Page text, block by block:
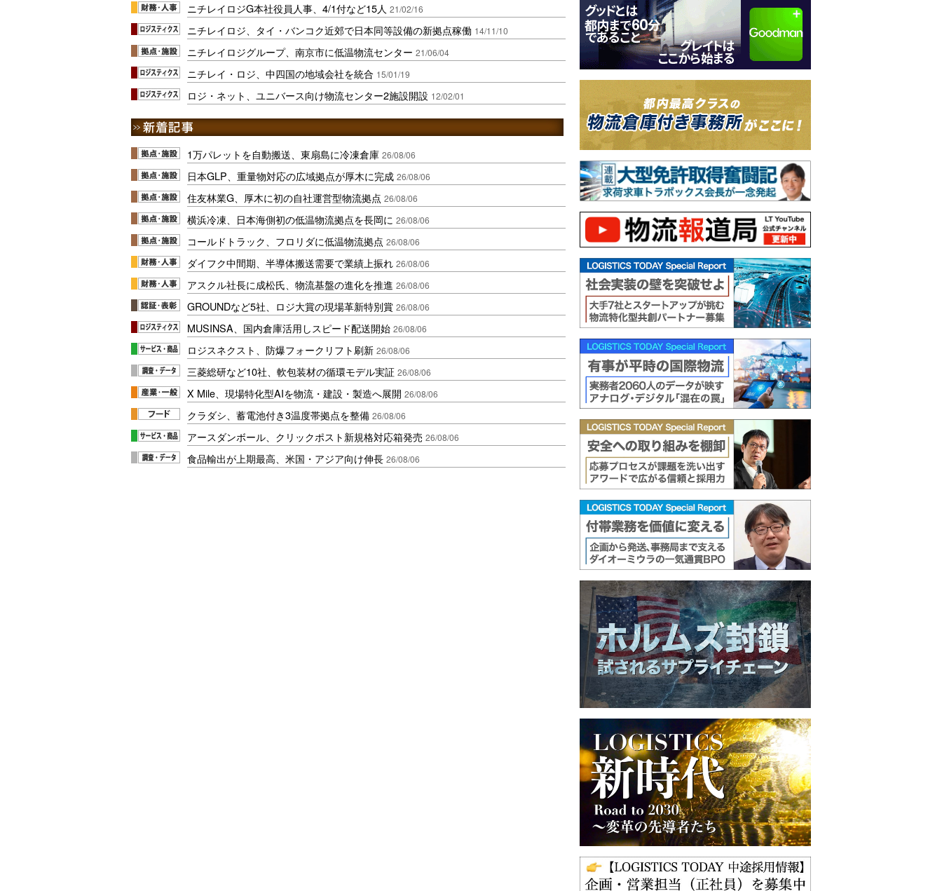
ニチレイロジG本社役員人事、4/1付など15人 21/02/16
ニチレイロジ、タイ・バンコク近郊で日本同等設備の新拠点稼働 14/11/10
ニチレイロジグループ、南京市に低温物流センター 21/06/04
ニチレイ・ロジ、中四国の地域会社を統合 15/01/19
ロジ・ネット、ユニバース向け物流センター2施設開設 12/02/01
1万パレットを自動搬送、東扇島に冷凍倉庫 26/08/06
日本GLP、重量物対応の広域拠点が厚木に完成 26/08/06
住友林業G、厚木に初の自社運営型物流拠点 26/08/06
横浜冷凍、日本海側初の低温物流拠点を長岡に 26/08/06
コールドトラック、フロリダに低温物流拠点 26/08/06
ダイフク中間期、半導体搬送需要で業績上振れ 26/08/06
アスクル社長に成松氏、物流基盤の進化を推進 26/08/06
GROUNDなど5社、ロジ大賞の現場革新特別賞 26/08/06
MUSINSA、国内倉庫活用しスピード配送開始 26/08/06
ロジスネクスト、防爆フォークリフト刷新 26/08/06
三菱総研など10社、軟包装材の循環モデル実証 26/08/06
X Mile、現場特化型AIを物流・建設・製造へ展開 26/08/06
クラダシ、蓄電池付き3温度帯拠点を整備 26/08/06
アースダンボール、クリックポスト新規格対応箱発売 26/08/06
食品輸出が上期最高、米国・アジア向け伸長 26/08/06